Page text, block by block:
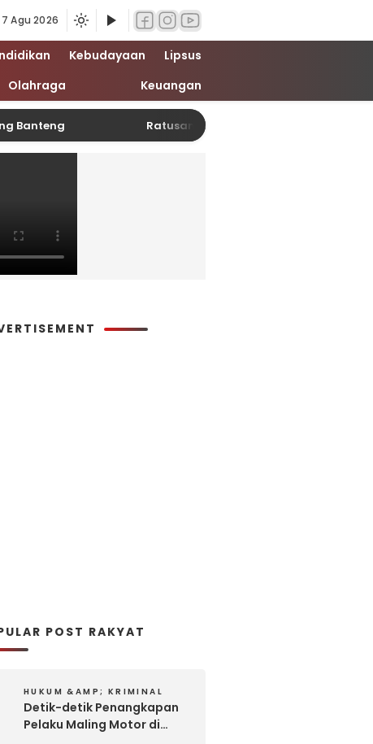
7 Agu 2026
Kebudayaan
Lipsus
Olahraga Keuangan
Banteng Ratusan Bonek Pasuruan Nobar Final
POST RAKYAT
HUKUM &AMP; KRIMINAL
Detik-detik Penangkapan
Pelaku Maling Motor di